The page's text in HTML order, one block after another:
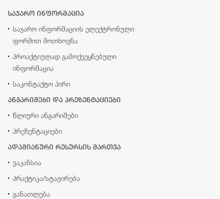
საჯარო ინფორმაცია
საჯარო ინფორმაციის ელექტრონული
ფორმით მოთხოვნა
პროაქტიულად გამოქვეყნებული
ინფორმაცია
საკონტაქტო პირი
ანგარიშები და პრეზენტაციები
წლიური ანგარიშები
პრეზენტაციები
ადამიანური რესურსის მართვა
ვაკანსია
პრაქტიკა/სტაჟირება
განათლება